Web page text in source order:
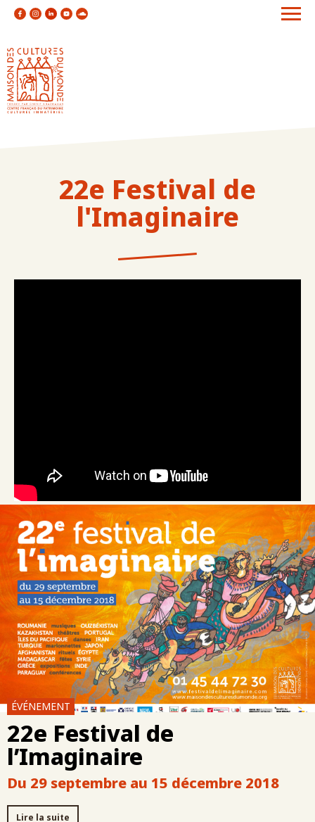
22e Festival de
l'Imaginaire
ÉVÉNEMENT
22e Festival de
l’Imaginaire
Du 29 septembre au 15 décembre 2018
Lire la suite